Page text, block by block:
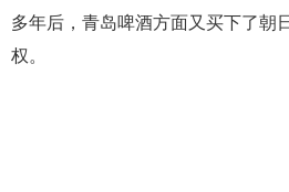
多年后，青岛啤酒方面又买下了朝
权。